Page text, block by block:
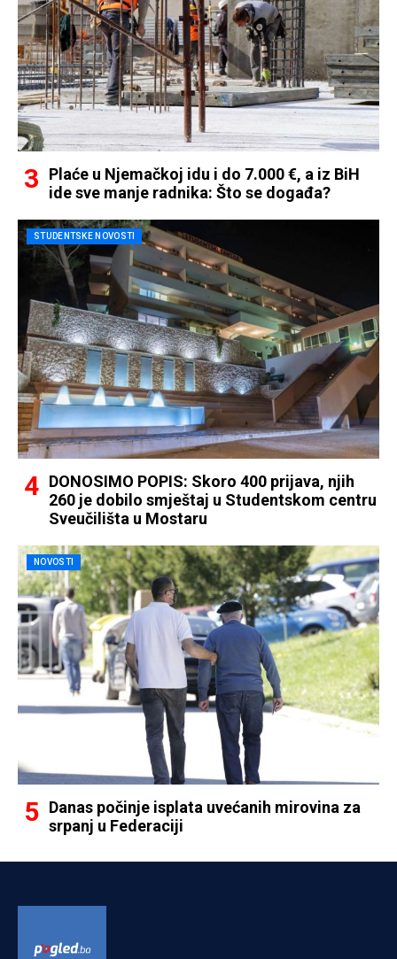
Plaće u Njemačkoj idu i do 7.000 €, a iz BiH
ide sve manje radnika: Što se događa?
STUDENTSKE NOVOSTI
DONOSIMO POPIS: Skoro 400 prijava, njih
260 je dobilo smještaj u Studentskom centru
Sveučilišta u Mostaru
NOVOSTI
Danas počinje isplata uvećanih mirovina za
srpanj u Federaciji